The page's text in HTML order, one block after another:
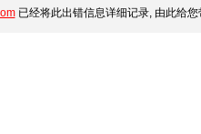
已经将此出错信息详细记录, 由此给